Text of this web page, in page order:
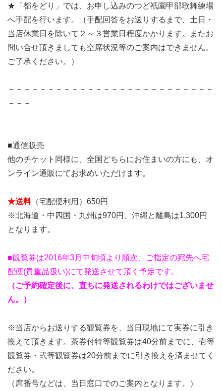
★「都をどり」では、お申し込みのつど祇園甲部歌舞練場
へ手配を行います。（手配回答をお送りするまで、土日・
当店休業日を除いて２～３営業日程度かかります。またお
問い合せ頂きましても空席状況等のご案内はできません。
ご了承ください。）
－－－－－－－－－－－－－－－－－－－－－－－－－－
－－－
■通信販売
他のチケット同様に、全国どちらにお住まいの方にも、オ
ンライン通販にてお求めいただけます。
★送料（宅配便利用）650円
※北海道・中四国・九州は970円、沖縄と離島は1,300円
となります。
■観覧券は2016年3月中旬頃より順次、ご指定の宛先へ宅
配便(貴重品扱い)にて発送させて頂く予定です。
（ご予約確定後に、直ちに発送されるわけではございませ
ん。）
※当店からお送りする観覧券を、当日現地にて実券に引き
換えて頂きます。茶券付特等観覧券は40分前までに、壱等
観覧券・弐等観覧券は20分前までに引き換えを済ませてく
ださい。
（席番号などは、当日窓口でのご案内となります。）